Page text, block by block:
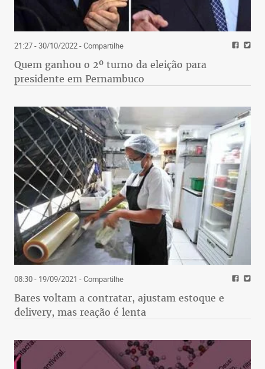
21:27 - 30/10/2022- Compartilhe
Quem ganhou o 2º turno da eleição para
presidente em Pernambuco
08:30 - 19/09/2021 - Compartilhe
Bares voltam a contratar, ajustam estoque e
delivery, mas reação é lenta